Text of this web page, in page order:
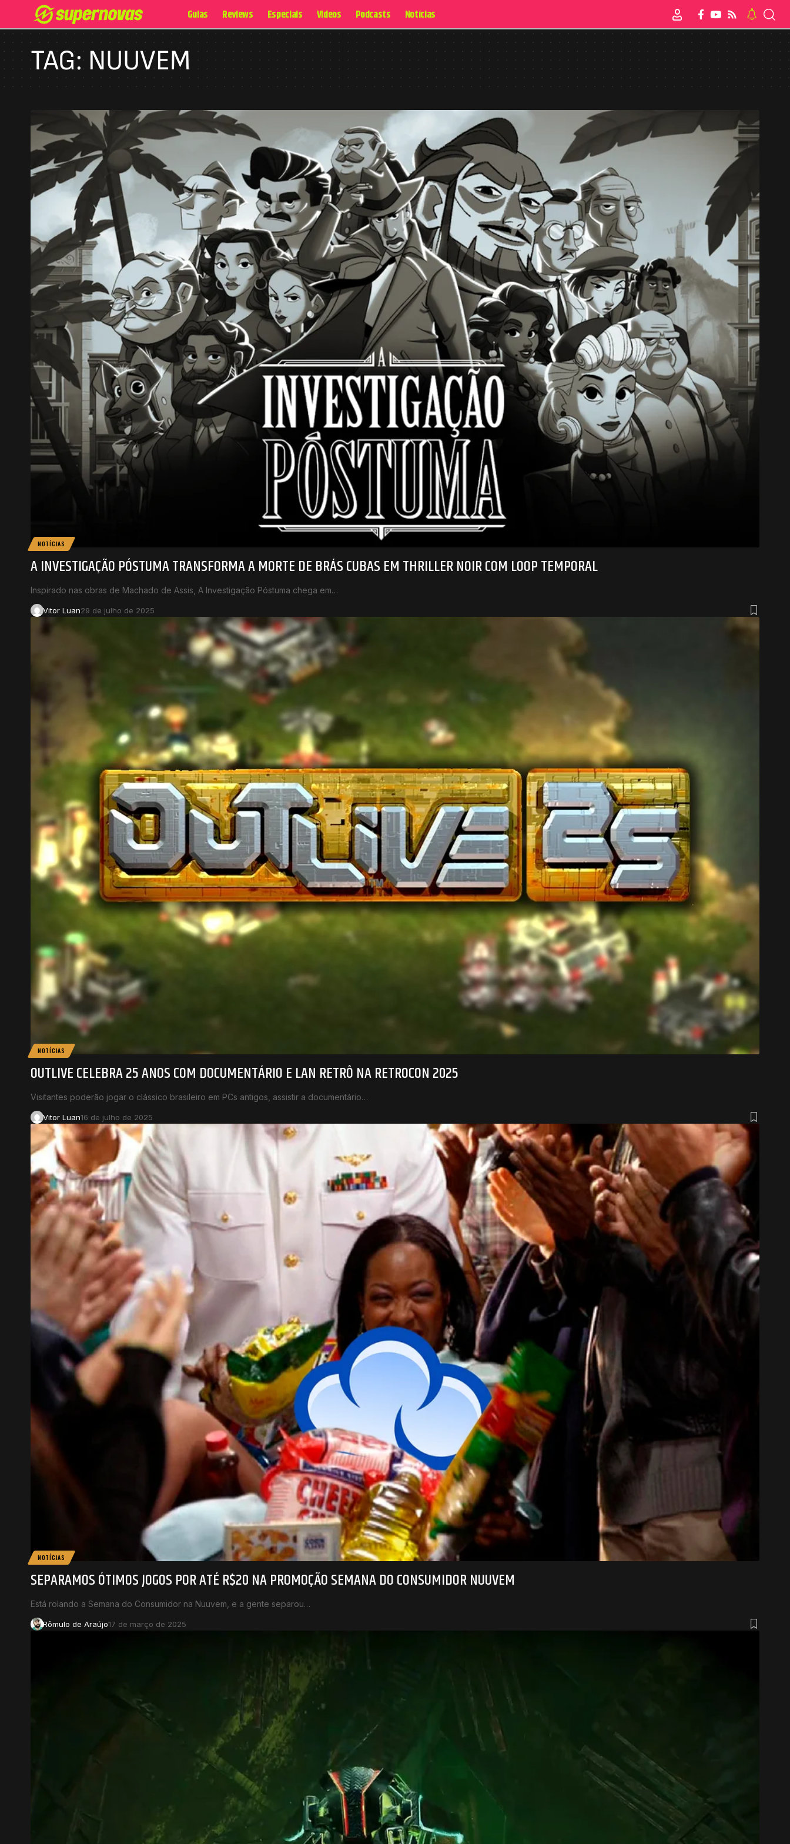
Guias Reviews Especiais Videos Podcasts Notícias
TAG:NUUVEM
NOTÍCIAS
A INVESTIGAÇÃO PÓSTUMA TRANSFORMA A MORTE DE BRÁS CUBAS EM THRILLER NOIR COM LOOP TEMPORAL
Inspirado nas obras de Machado de Assis, A Investigação Póstuma chega em…
Vitor Luan29 de julho de 2025
NOTÍCIAS
OUTLIVE CELEBRA 25 ANOS COM DOCUMENTÁRIO E LAN RETRÔ NA RETROCON 2025
Visitantes poderão jogar o clássico brasileiro em PCs antigos, assistir a documentário…
Vitor Luan16 de julho de 2025
NOTÍCIAS
SEPARAMOS ÓTIMOS JOGOS POR ATÉ R$20 NA PROMOÇÃO SEMANA DO CONSUMIDOR NUUVEM
Está rolando a Semana do Consumidor na Nuuvem, e a gente separou…
Rômulo de Araújo17 de março de 2025